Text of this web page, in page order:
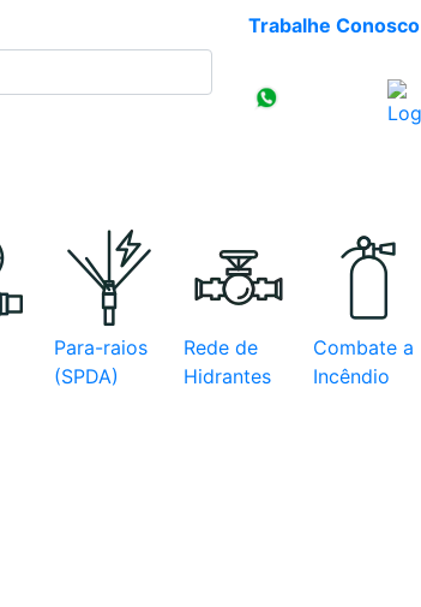
Trabalhe Conosco
Para-raios
(SPDA)
Rede de
Hidrantes
Combate a
Incêndio